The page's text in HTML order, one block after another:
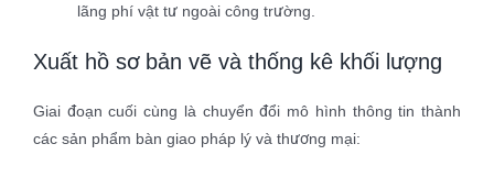
lãng phí vật tư ngoài công trường.
Xuất hồ sơ bản vẽ và thống kê khối lượng
Giai đoạn cuối cùng là chuyển đổi mô hình thông tin thành
các sản phẩm bàn giao pháp lý và thương mại: